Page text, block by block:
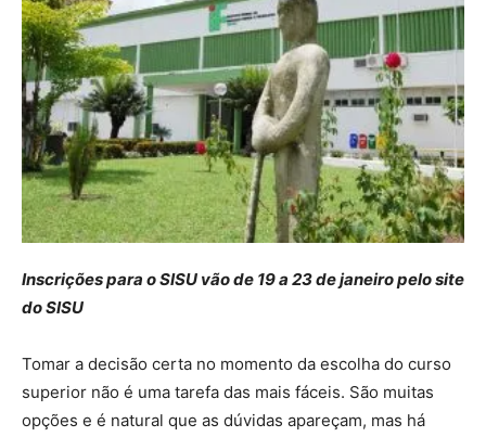
Inscrições para o SISU vão de 19 a 23 de janeiro pelo site
do SISU
Tomar a decisão certa no momento da escolha do curso
superior não é uma tarefa das mais fáceis. São muitas
opções e é natural que as dúvidas apareçam, mas há